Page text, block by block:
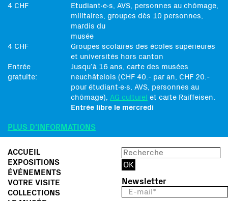
4 CHF
Etudiant∙e∙s, AVS, personnes au chômage,
militaires, groupes dès 10 personnes,
mardis du
musée
4 CHF
Groupes scolaires des écoles supérieures
et universités hors canton
Entrée
gratuite:
Jusqu’à 16 ans, carte des musées
neuchâtelois (CHF 40.- par an, CHF 20.-
pour étudiant∙e∙s, AVS, personnes au
chômage), AG culturel et carte Raiffeisen.
Entrée libre le mercredi
PLUS D'INFORMATIONS
ACCUEIL
EXPOSITIONS
ÉVÉNEMENTS
VOTRE VISITE
COLLECTIONS
Newsletter